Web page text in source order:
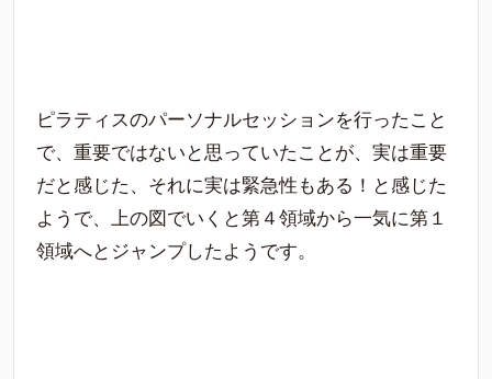
ピラティスのパーソナルセッションを行ったこと
で、重要ではないと思っていたことが、実は重要
だと感じた、それに実は緊急性もある！と感じた
ようで、上の図でいくと第４領域から一気に第１
領域へとジャンプしたようです。